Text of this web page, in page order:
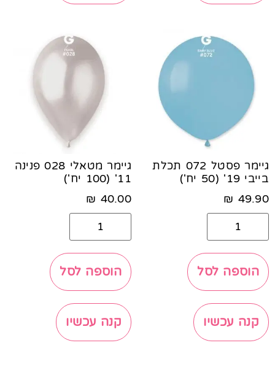
גיימר פסטל 072 תכלת
בייבי 19' (50 יח')
49.90
₪
הוספה לסל
קנה עכשיו
גיימר מטאלי 028 פנינה
11' (100 יח')
40.00
₪
הוספה לסל
קנה עכשיו